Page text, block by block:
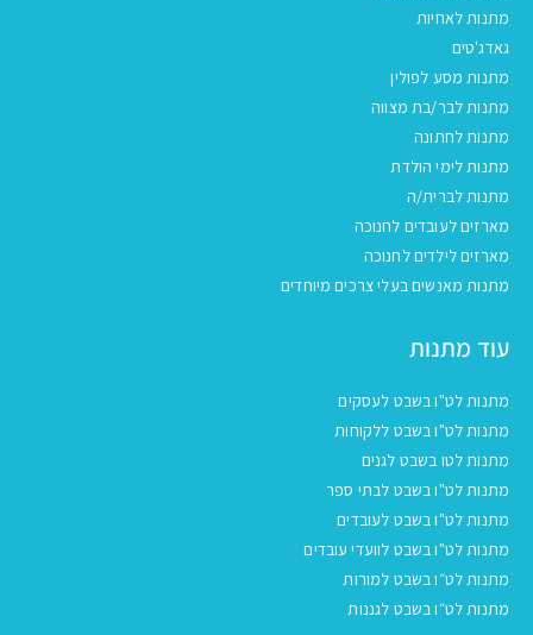
מתנות לאחיות
גאדג'טים
מתנות מסע לפולין
מתנות לבר/בת מצווה
מתנות לחתונה
מתנות לימי הולדת
מתנות לברית/ה
מארזים לעובדים לחנוכה
מארזים לילדים לחנוכה
מתנות מאנשים בעלי צרכים מיוחדים
עוד מתנות
מתנות לט"ו בשבט לעסקים
מתנות לט"ו בשבט ללקוחות
מתנות לטו בשבט לגנים
מתנות לט"ו בשבט לבתי ספר
מתנות לט"ו בשבט לעובדים
מתנות לט"ו בשבט לוועדי עובדים
מתנות לט״ו בשבט למורות
מתנות לט״ו בשבט לגננות